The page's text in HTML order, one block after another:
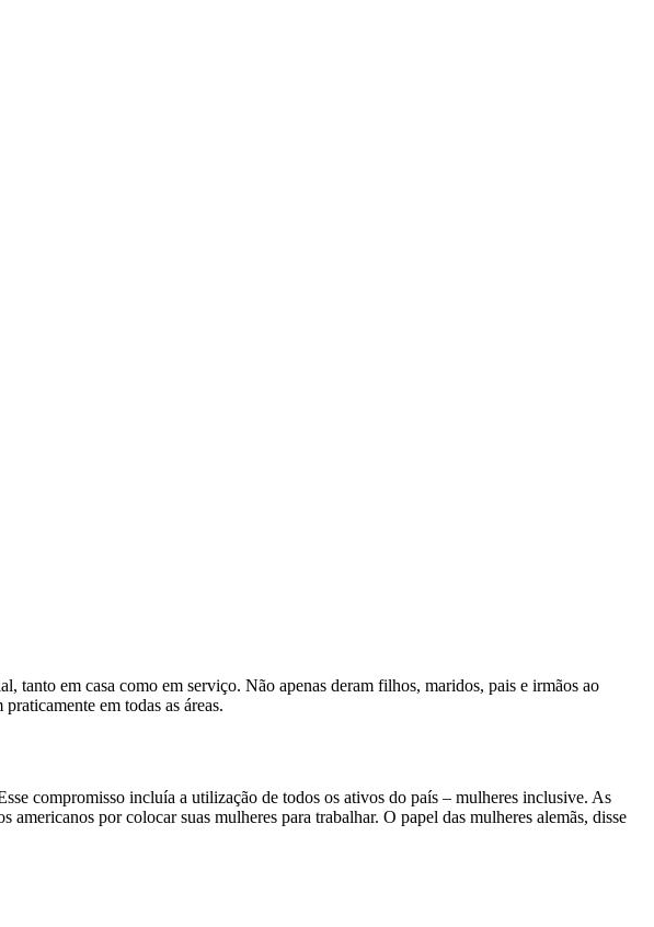
tanto em casa como em serviço. Não apenas deram filhos, maridos, pais e irmãos ao
em todas as áreas.
compromisso incluía a utilização de todos os ativos do país – mulheres inclusive. As
por colocar suas mulheres para trabalhar. O papel das mulheres alemãs, disse